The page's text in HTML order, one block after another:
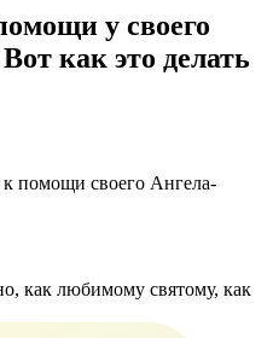
у своего
как это делать
к помощи своего Ангела-
как любимому святому, как